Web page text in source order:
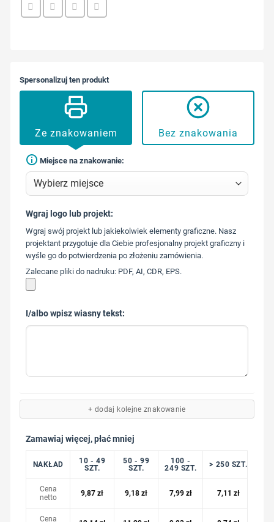
Spersonalizuj ten produkt
Ze znakowaniem Bez znakowania
Miejsce na znakowanie:
573 568
217
Wgraj logo lub projekt:
Wgraj swój projekt lub jakiekolwiek elementy graficzne. Nasz
projektant przygotuje dla Ciebie profesjonalny projekt graficzny i
wyśle go do potwierdzenia po złożeniu zamówienia.
Zalecane pliki do nadruku: PDF, AI, CDR, EPS.
I/albo wpisz wiasny tekst:
+ dodaj kolejne znakowanie
Zamawiaj więcej, płać mniej
NAKŁAD
10 - 49
SZT.
50 - 99
SZT.
100 -
249 SZT.
> 250 SZT.
Cena
netto
9,87zł 9,18zł 7,99 zł 7,11 zł
Cena